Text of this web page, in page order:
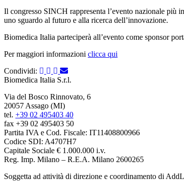
Il congresso SINCH rappresenta l’evento nazionale più
uno sguardo al futuro e alla ricerca dell’innovazione.
Biomedica Italia parteciperà all’evento come sponsor
Per maggiori informazioni clicca qui
Condividi:
Biomedica Italia S.r.l.
Via del Bosco Rinnovato, 6
20057 Assago (MI)
tel. +39 02 495403 40
fax +39 02 495403 50
Partita IVA e Cod. Fiscale: IT11408800966
Codice SDI: A4707H7
Capitale Sociale € 1.000.000 i.v.
Reg. Imp. Milano – R.E.A. Milano 2600265
Soggetta ad attività di direzione e coordinamento di